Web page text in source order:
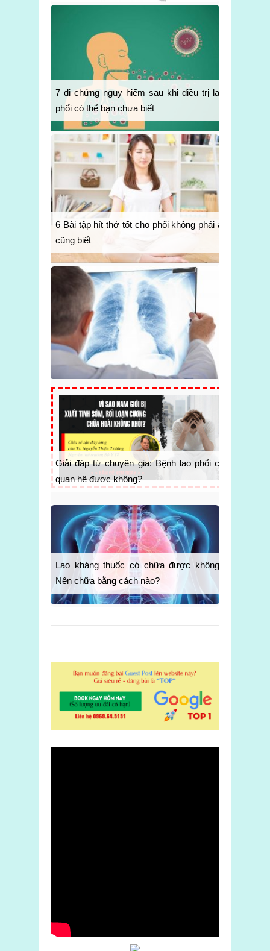
7 di chứng nguy hiểm sau khi điều trị lao
phổi có thể bạn chưa biết
6 Bài tập hít thở tốt cho phổi không phải ai
cũng biết
Giải đáp từ chuyên gia: Bệnh lao phổi có
quan hệ được không?
Lao kháng thuốc có chữa được không?
Nên chữa bằng cách nào?